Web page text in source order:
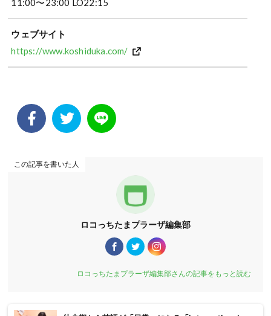
ウェブサイト
https://www.koshiduka.com/
この記事を書いた人
ロコっちたまプラーザ編集部
ロコっちたまプラーザ編集部さんの記事をもっと読む